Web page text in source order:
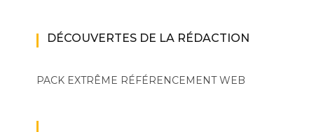
DÉCOUVERTES DE LA RÉDACTION
PACK EXTRÊME RÉFÉRENCEMENT WEB